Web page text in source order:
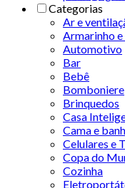
Categorias
Ar e
Armarinho
Automotivo
Bar
Bebê
Bomboniere
Brinquedos
Casa
Cama e
Celulares e
Copa do
Cozinha